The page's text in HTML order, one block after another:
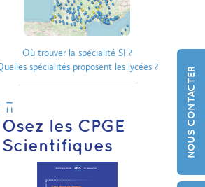
Où trouver la spécialité SI ?
spécialités proposent les lycées ?
Osez les CPGE
Scientifiques
NOUS CONTACTER